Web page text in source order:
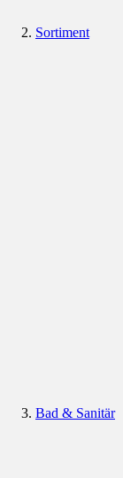
Sortiment
Bad & Sanitär